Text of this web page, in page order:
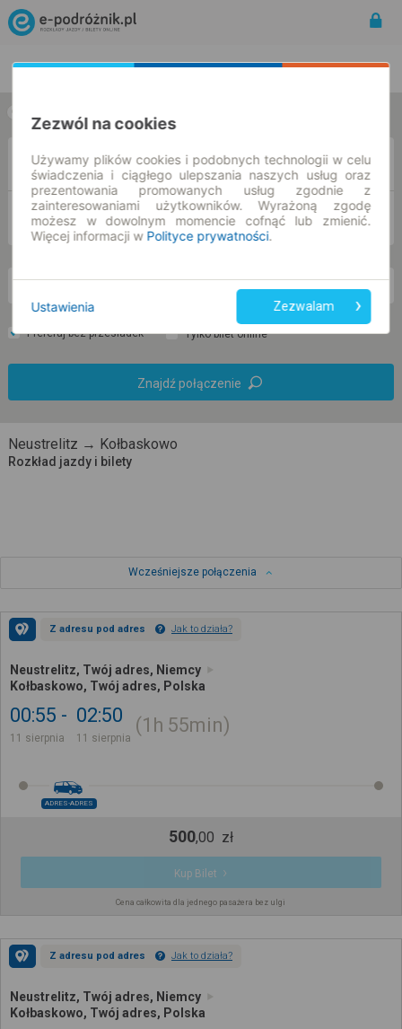
w jedną stronę
DO
-- : --
Preferuj bez przesiadek Tylko bilet online
Znajdź połączenie
Neustrelitz → Kołbaskowo
Rozkład jazdy i bilety
Wcześniejsze połączenia
Z adresu pod adres Jak to działa?
Neustrelitz, Twój adres, Niemcy
Kołbaskowo, Twój adres, Polska
00:55
11 sierpnia
02:50
11 sierpnia
1h 55min
ADRES-ADRES
500,00 zł
Kup Bilet
Cena całkowita dla jednego pasażera bez ulgi
Z adresu pod adres Jak to działa?
Neustrelitz, Twój adres, Niemcy
Kołbaskowo, Twój adres, Polska
Zezwól na cookies
Używamy plików cookies i podobnych technologii w celu
świadczenia i ciągłego ulepszania naszych usług oraz
prezentowania promowanych usług zgodnie z
zainteresowaniami użytkowników. Wyrażoną zgodę
możesz w dowolnym momencie cofnąć lub zmienić.
Więcej informacji w Polityce prywatności.
Ustawienia Zezwalam